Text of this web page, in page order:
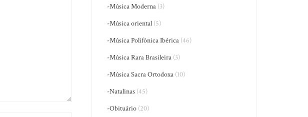
-Música Moderna (3)
-Música oriental (5)
-Música Polifônica Ibérica (46)
-Música Rara Brasileira (3)
-Música Sacra Ortodoxa (10)
-Natalinas (45)
-Obituário (20)